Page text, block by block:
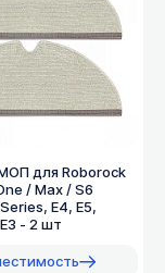
для Roborock
/ Max / S6
E4, E5,
- 2 шт